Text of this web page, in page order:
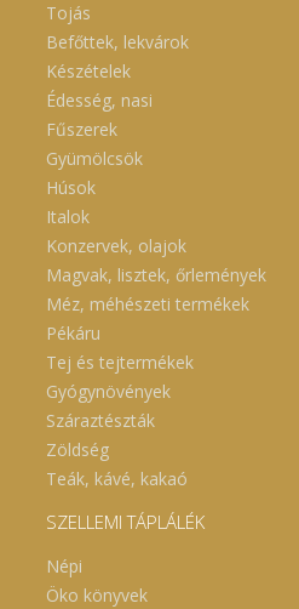
Tojás
Befőttek, lekvárok
Készételek
Édesség, nasi
Fűszerek
Gyümölcsök
Húsok
Italok
Konzervek, olajok
Magvak, lisztek, őrlemények
Méz, méhészeti termékek
Pékáru
Tej és tejtermékek
Gyógynövények
Száraztészták
Zöldség
Teák, kávé, kakaó
SZELLEMI TÁPLÁLÉK
Népi
Öko könyvek